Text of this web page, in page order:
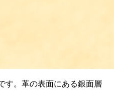
す。革の表面にある銀面層